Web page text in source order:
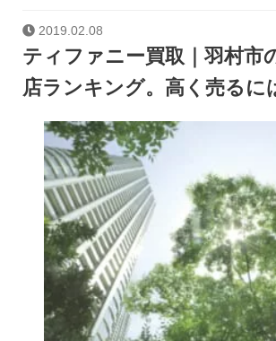
2019.02.08
ティファニー買取｜羽村市
店ランキング。高く売るに